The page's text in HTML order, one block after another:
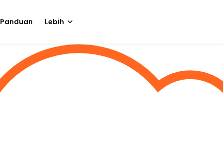
Panduan Lebih